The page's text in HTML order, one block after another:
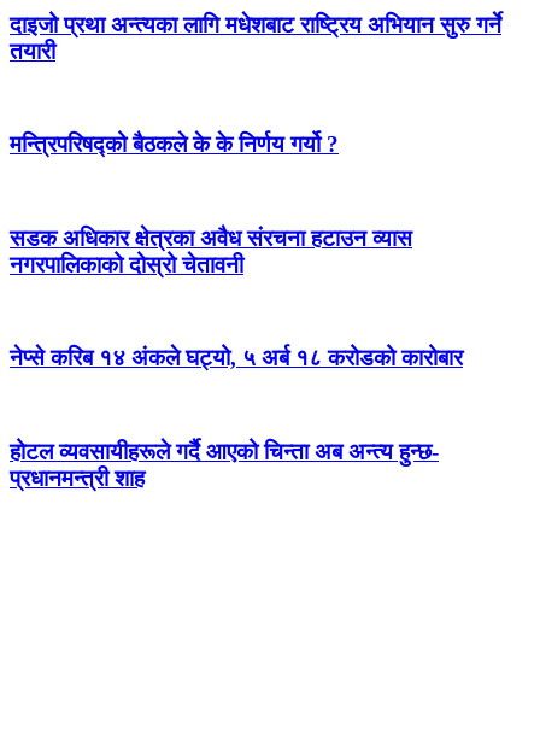
दाइजो प्रथा अन्त्यका लागि मधेशबाट राष्ट्रिय अभियान सुरु गर्ने
तयारी
मन्त्रिपरिषद्को बैठकले के के निर्णय गर्यो ?
सडक अधिकार क्षेत्रका अवैध संरचना हटाउन व्यास
नगरपालिकाको दोस्रो चेतावनी
नेप्से करिब १४ अंकले घट्यो, ५ अर्ब १८ करोडको कारोबार
होटल व्यवसायीहरूले गर्दै आएको चिन्ता अब अन्त्य हुन्छ-
प्रधानमन्त्री शाह